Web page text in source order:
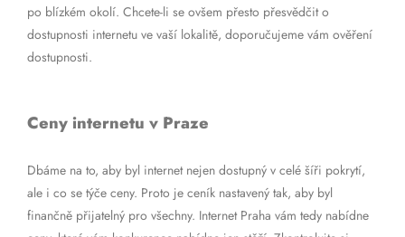
po blízkém okolí. Chcete-li se ovšem přesto přesvědčit o
dostupnosti internetu ve vaší lokalitě, doporučujeme vám ověření
dostupnosti.
Ceny internetu v Praze
Dbáme na to, aby byl internet nejen dostupný v celé šíři pokrytí,
ale i co se týče ceny. Proto je ceník nastavený tak, aby byl
finančně přijatelný pro všechny. Internet Praha vám tedy nabídne